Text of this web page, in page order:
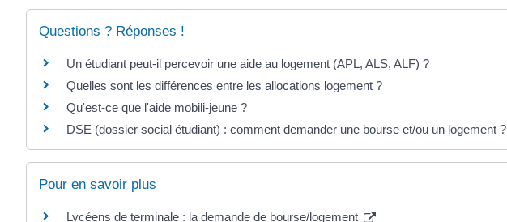
Questions ? Réponses !
Un étudiant peut-il percevoir une aide au logement (APL, ALS, ALF) ?
Quelles sont les différences entre les allocations logement ?
Qu'est-ce que l'aide mobili-jeune ?
DSE (dossier social étudiant) : comment demander une bourse et/ou un logement ?
Pour en savoir plus
Lycéens de terminale : la demande de bourse/logement